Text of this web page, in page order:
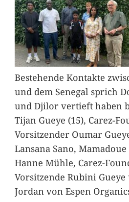
Bestehende Kontakte
und dem Senegal sprich
und Djilor vertieft haben
Tijan Gueye (15), Carez-
Vorsitzender Oumar
Lansana Sano, Mamadoue
Hanne Mühle, Carez-
Vorsitzende Rubini Gueye
Jordan von Espen